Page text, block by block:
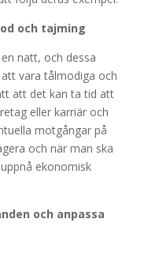
och tajming
natt, och dessa
vara tålmodiga och
att det kan ta tid att
eller karriär och
motgångar på
och när man ska
ekonomisk
och anpassa